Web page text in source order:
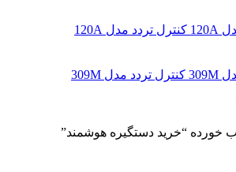
کنترل تردد مدل 120A
کنترل تردد مدل 309M
“خرید دستگیره هوشمند”